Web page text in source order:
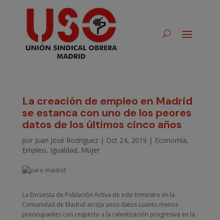
La creación de empleo en Madrid
se estanca con uno de los peores
datos de los últimos cinco años
por Juan José Rodríguez| Oct 24, 2019 | Economía,
Empleo, Igualdad, Mujer
La Encuesta de Población Activa de este trimestre en la
Comunidad de Madrid arroja unos datos cuanto menos
preocupantes con respecto a la ralentización progresiva en la